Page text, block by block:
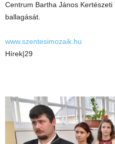
Centrum Bartha János
ballagását.
www.szentesimozaik.hu
Hírek|29